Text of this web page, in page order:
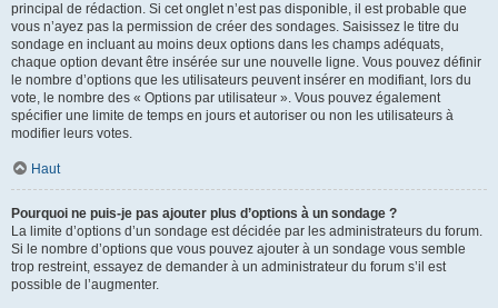
principal de rédaction. Si cet onglet n’est pas disponible, il est probable que
vous n’ayez pas la permission de créer des sondages. Saisissez le titre du
sondage en incluant au moins deux options dans les champs adéquats,
chaque option devant être insérée sur une nouvelle ligne. Vous pouvez définir
le nombre d’options que les utilisateurs peuvent insérer en modifiant, lors du
vote, le nombre des « Options par utilisateur ». Vous pouvez également
spécifier une limite de temps en jours et autoriser ou non les utilisateurs à
modifier leurs votes.
Haut
Pourquoi ne puis-je pas ajouter plus d’options à un sondage ?
La limite d’options d’un sondage est décidée par les administrateurs du forum.
Si le nombre d’options que vous pouvez ajouter à un sondage vous semble
trop restreint, essayez de demander à un administrateur du forum s’il est
possible de l’augmenter.